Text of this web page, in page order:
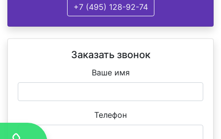
+7 (495) 128-92-74
Заказать звонок
Ваше имя
Телефон